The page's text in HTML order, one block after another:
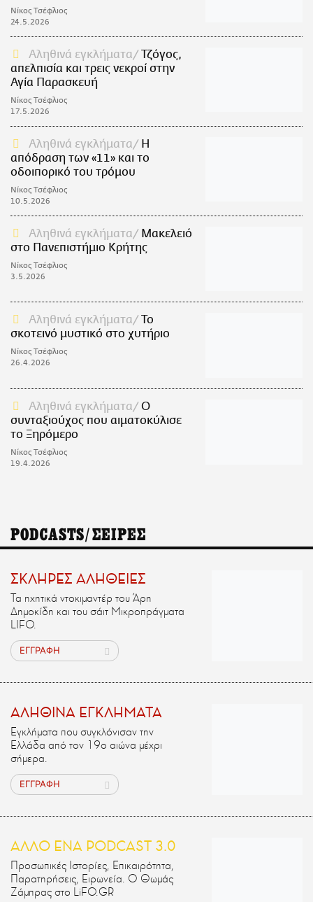
Νίκος Τσέφλιος
24.5.2026
Αληθινά εγκλήματα
Τζόγος,
απελπισία και τρεις νεκροί στην
Αγία Παρασκευή
Νίκος Τσέφλιος
17.5.2026
Αληθινά εγκλήματα
Η
απόδραση των «11» και το
οδοιπορικό του τρόμου
Νίκος Τσέφλιος
10.5.2026
Αληθινά εγκλήματα
Μακελειό
στο Πανεπιστήμιο Κρήτης
Νίκος Τσέφλιος
3.5.2026
Αληθινά εγκλήματα
Το
σκοτεινό μυστικό στο χυτήριο
Νίκος Τσέφλιος
26.4.2026
Αληθινά εγκλήματα
Ο
συνταξιούχος που αιματοκύλισε
το Ξηρόμερο
Νίκος Τσέφλιος
19.4.2026
PODCASTS/ΣΕΙΡΕΣ
ΣΚΛΗΡΕΣ ΑΛΗΘΕΙΕΣ
Τα ηχητικά ντοκιμαντέρ του Άρη
Δημοκίδη και του σάιτ Μικροπράγματα
LIFO.
ΕΓΓΡΑΦΗ
ΑΛΗΘΙΝΑ ΕΓΚΛΗΜΑΤΑ
Εγκλήματα που συγκλόνισαν την
Ελλάδα από τον 19ο αιώνα μέχρι
σήμερα.
ΕΓΓΡΑΦΗ
ΑΛΛΟ ΕΝΑ PODCAST 3.0
Προσωπικές Ιστορίες, Επικαιρότητα,
Παρατηρήσεις, Ειρωνεία. Ο Θωμάς
Ζάμπρας στο LiFO.GR